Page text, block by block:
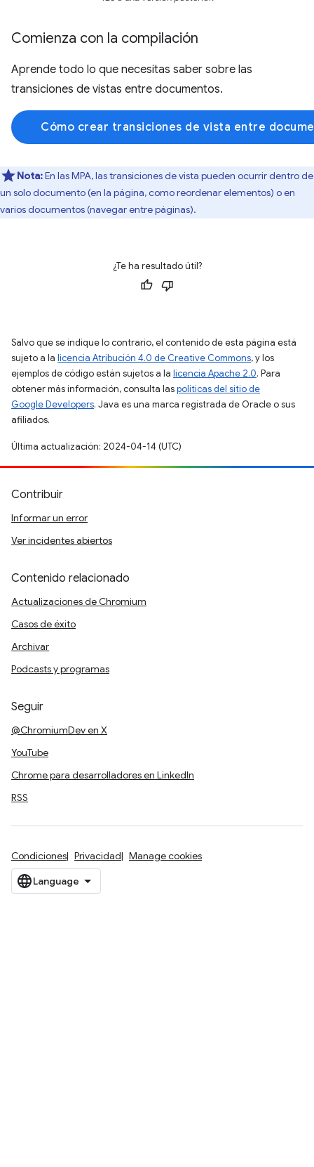
Comienza con la compilación
Aprende todo lo que necesitas saber sobre las
transiciones de vistas entre documentos.
Cómo crear transiciones de vista entre
Nota:En las MPA, las transiciones de vista pueden ocurrir dentro de
un solo documento (en la página, como reordenar elementos) o en
varios documentos (navegar entre páginas).
¿Te ha resultado útil?
Salvo que se indique lo contrario, el contenido de esta página está
sujeto a la licencia Atribución 4.0 de Creative Commons, y los
ejemplos de código están sujetos a la licencia Apache 2.0. Para
obtener más información, consulta laspolíticas del sitio de
Google Developers. Java es una marca registrada de Oracle o sus
afiliados.
Última actualización: 2024-04-14 (UTC)
Contribuir
Informar un error
Ver incidentes abiertos
Contenido relacionado
Actualizaciones de Chromium
Casos de éxito
Archivar
Podcasts y programas
Seguir
@ChromiumDev en X
YouTube
Chrome para desarrolladores en LinkedIn
RSS
Condiciones Privacidad Manage cookies